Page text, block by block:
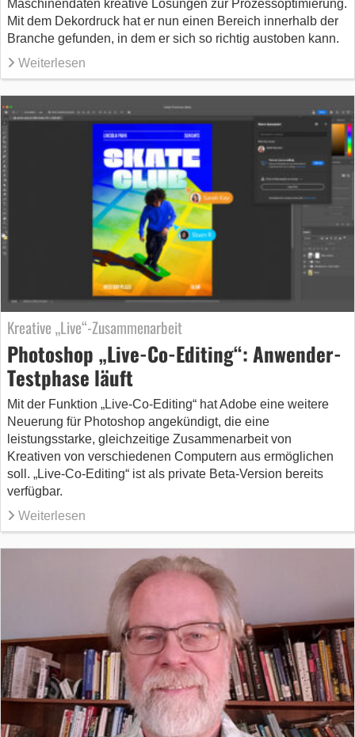
Maschinendaten kreative Lösungen zur Prozessoptimierung.
Mit dem Dekordruck hat er nun einen Bereich innerhalb der
Branche gefunden, in dem er sich so richtig austoben kann.
Weiterlesen
Kreative „Live“-Zusammenarbeit
Photoshop „Live-Co-Editing“: Anwender-
Testphase läuft
Mit der Funktion „Live-Co-Editing“ hat Adobe eine weitere
Neuerung für Photoshop angekündigt, die eine
leistungsstarke, gleichzeitige Zusammenarbeit von
Kreativen von verschiedenen Computern aus ermöglichen
soll. „Live-Co-Editing“ ist als private Beta-Version bereits
verfügbar.
Weiterlesen